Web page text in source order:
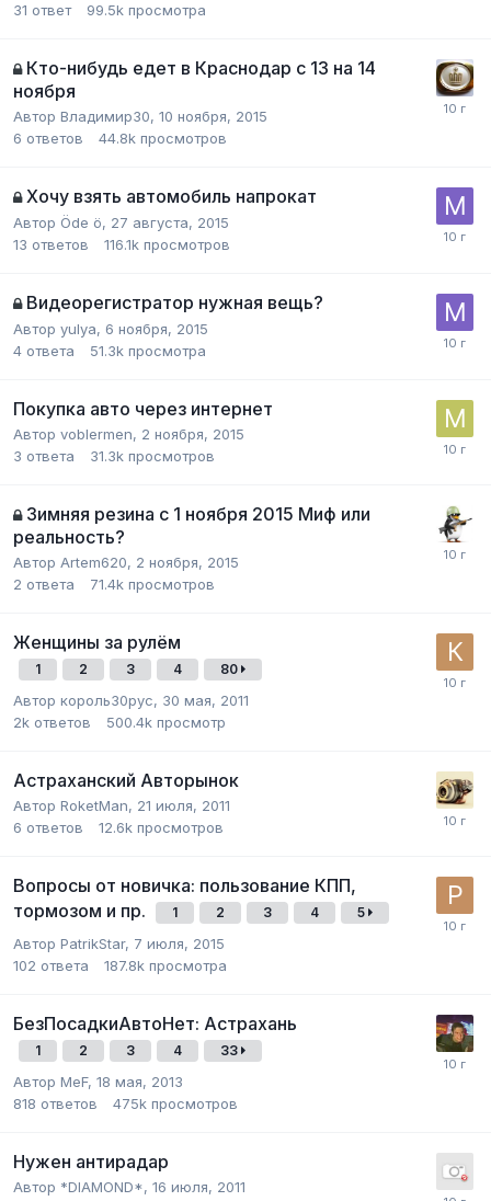
31 ответ 99.5k просмотра
Кто-нибудь едет в Краснодар с 13 на 14
ноября
Автор Владимир30, 10 ноября, 2015
6 ответов 44.8k просмотров
Хочу взять автомобиль напрокат
Автор Öde ö, 27 августа, 2015
13 ответов 116.1k просмотров
Видеорегистратор нужная вещь?
Автор yulya, 6 ноября, 2015
4 ответа 51.3k просмотра
Покупка авто через интернет
Автор voblermen, 2 ноября, 2015
3 ответа 31.3k просмотров
Зимняя резина с 1 ноября 2015 Миф или
реальность?
Автор Artem620, 2 ноября, 2015
2 ответа 71.4k просмотров
Женщины за рулём
1 2 3 4 80
Автор король30рус, 30 мая, 2011
2k ответов 500.4k просмотр
Астраханский Авторынок
Автор RoketMan, 21 июля, 2011
6 ответов 12.6k просмотров
Вопросы от новичка: пользование КПП,
тормозом и пр.
1 2 3 4 5
Автор PatrikStar, 7 июля, 2015
102 ответа 187.8k просмотра
БезПосадкиАвтоНет: Астрахань
1 2 3 4 33
Автор MeF, 18 мая, 2013
818 ответов 475k просмотров
Нужен антирадар
Автор *DIAMOND*, 16 июля, 2011